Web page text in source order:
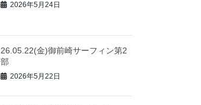
2026年5月24日
26.05.22(金)御前崎サーフィン第2
部
2026年5月22日